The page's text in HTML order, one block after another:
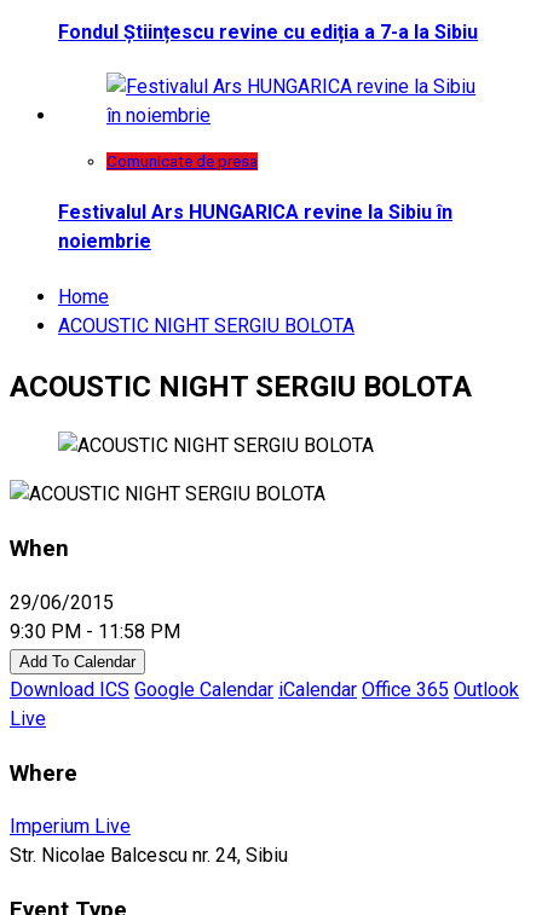
Fondul Științescu revine cu ediția a 7-a la Sibiu
Comunicate de presa
Festivalul Ars HUNGARICA revine la Sibiu în
noiembrie
Home
ACOUSTIC NIGHT SERGIU BOLOTA
ACOUSTIC NIGHT SERGIU BOLOTA
When
29/06/2015
9:30 PM - 11:58 PM
Add To Calendar
Download ICS Google Calendar iCalendar Office 365 Outlook
Live
Where
Imperium Live
Str. Nicolae Balcescu nr. 24, Sibiu